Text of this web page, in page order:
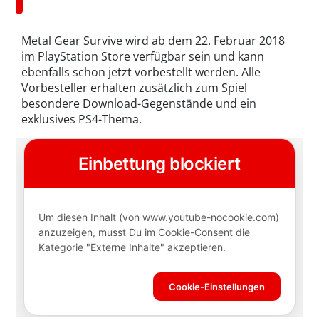
Metal Gear Survive wird ab dem 22. Februar 2018
im PlayStation Store verfügbar sein und kann
ebenfalls schon jetzt vorbestellt werden. Alle
Vorbesteller erhalten zusätzlich zum Spiel
besondere Download-Gegenstände und ein
exklusives PS4-Thema.